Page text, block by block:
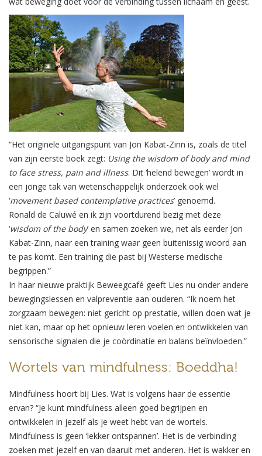
“Het originele uitgangspunt van Jon Kabat-Zinn is, zoals de titel
van zijn eerste boek zegt: Using the wisdom of body and mind
to face stress, pain and illness. Dit ‘helend bewegen’ wordt in
een jonge tak van wetenschappelijk onderzoek ook wel
‘movement based contemplative practices’ genoemd.
Ronald de Caluwé en ik zijn voortdurend bezig met deze
‘wisdom of the body’ en samen zoeken we, net als eerder Jon
Kabat-Zinn, naar een training waar geen buitenissig woord aan
te pas komt. Een training die past bij Westerse medische
begrippen.”
In haar nieuwe praktijk Beweegcafé geeft Lies nu onder andere
bewegingslessen en valpreventie aan ouderen. “Ik noem het
zorgzaam bewegen: niet gericht op prestatie, willen doen wat je
niet kan, maar op het opnieuw leren voelen en ontwikkelen van
sensorische signalen die je coördinatie en balans beïnvloeden.”
Wortels van mindfulness: Boeddha!
Mindfulness hoort bij Lies. Wat is volgens haar de essentie
ervan? “Je kunt mindfulness alleen goed begrijpen en
ontwikkelen in jezelf als je weet hebt van de wortels.
Mindfulness is geen ‘lekker ontspannen’. Het is de verbinding
zoeken met jezelf en van daaruit met anderen. Het is wakker en